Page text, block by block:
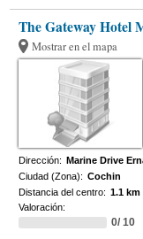
The Gateway Hotel
Mostrar en el mapa
Dirección: Marine Drive
Ciudad (Zona): Cochin
Distancia del centro: 1.1 km
Valoración:
0/ 10